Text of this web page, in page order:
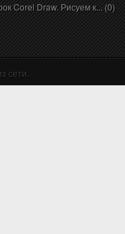
Corel Draw. Рисуем к... (0)
сети.